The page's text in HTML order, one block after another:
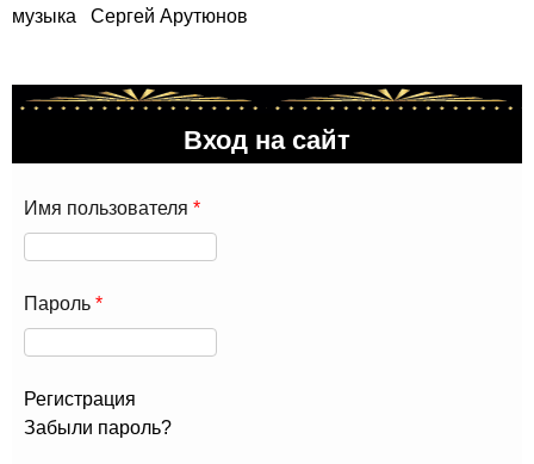
музыка Сергей Арутюнов
Вход на сайт
Имя пользователя *
Пароль *
Регистрация
Забыли пароль?